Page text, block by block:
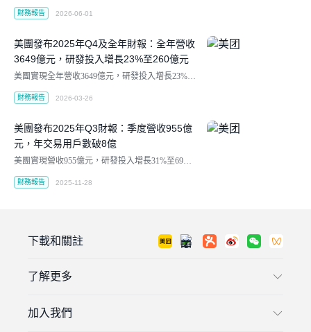
0億元。
財務報告 2026-06-01
美團發布2025年Q4及全年財報：全年營收
3649億元，研發投入增長23%至260億元
美團實現全年營收3649億元，研發投入增長23%至
260億元。
財務報告 2026-03-26
美團發布2025年Q3財報：季度營收955億
元，年交易用戶數破8億
美團實現營收955億元，研發投入增長31%至69億
元。
財務報告 2025-11-28
了解更多
加入我們
下載和關註